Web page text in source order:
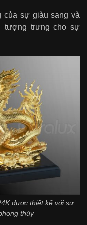
của sự giàu sang và
tượng trưng cho sự
được thiết kế với sự
thủy